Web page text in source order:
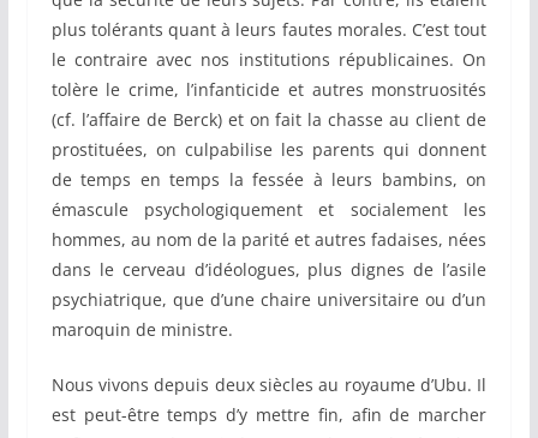
plus tolérants quant à leurs fautes morales. C’est tout
le contraire avec nos institutions républicaines. On
tolère le crime, l’infanticide et autres monstruosités
(cf. l’affaire de Berck) et on fait la chasse au client de
prostituées, on culpabilise les parents qui donnent
de temps en temps la fessée à leurs bambins, on
émascule psychologiquement et socialement les
hommes, au nom de la parité et autres fadaises, nées
dans le cerveau d’idéologues, plus dignes de l’asile
psychiatrique, que d’une chaire universitaire ou d’un
maroquin de ministre.
Nous vivons depuis deux siècles au royaume d’Ubu. Il
est peut-être temps d’y mettre fin, afin de marcher